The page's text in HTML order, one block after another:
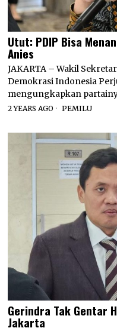
Utut: PDIP Bisa
Anies
JAKARTA – Wakil
Demokrasi Indonesia
mengungkapkan
2 YEARS AGO PEMILU
Gerindra Tak Gentar
Jakarta